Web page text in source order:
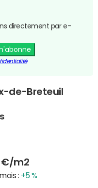
directement par e-
de-Breteuil
€/m2
: +5 %